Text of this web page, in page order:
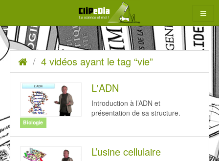
contenu
4
vidéos
ayant
tag
“vie”
Accueil
4 vidéos ayant le tag “vie”
Biologie
L'ADN
Introduction à l’ADN et
présentation de sa structure.
L’usine cellulaire